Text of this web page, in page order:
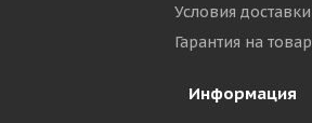
Условия доставки
Гарантия на товар
Информация